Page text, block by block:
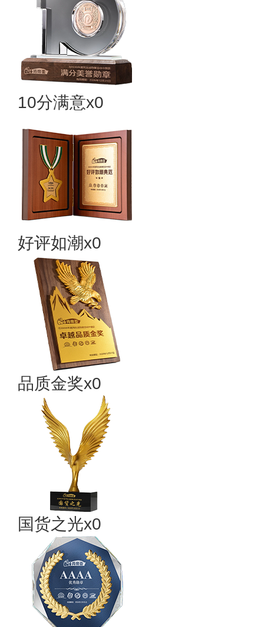
10分满意x0
好评如潮x0
品质金奖x0
国货之光x0